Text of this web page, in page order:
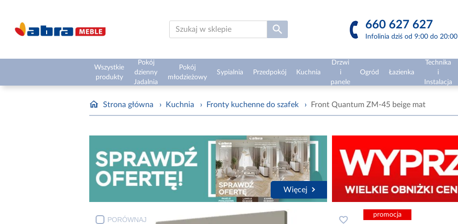
660 627 627
Infolinia dziś od 9:00 do 20:00
Wszystkie
produkty
Pokój
dzienny
Jadalnia
Pokój
młodzieżowy
Sypialnia Przedpokój Kuchnia
Drzwi
i
panele
Ogród Łazienka
Technika
i
Instalacja
Strona główna › Kuchnia › Fronty kuchenne do szafek › Front Quantum ZM-45 beige mat
Więcej
PORÓWNAJ
promocja